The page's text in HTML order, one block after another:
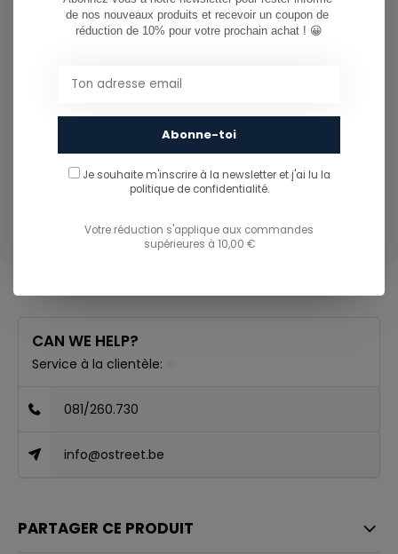
qui l’ont confectionné ont reçu une prime pour leur
travail
PAYS D’ORIGINE
Fabriqué au Vietnam.
POIDS
CAN WE HELP?
Service à la clientèle:
081/260.730
info@ostreet.be
PARTAGER CE PRODUIT
de nos nouveaux produits et recevoir un coupon de
réduction de 10% pour votre prochain achat ! 😀
Abonne-toi
Je souhaite m'inscrire à la newsletter et j'ai lu la
politique de confidentialité.
Votre réduction s'applique aux commandes
supérieures à 10,00 €